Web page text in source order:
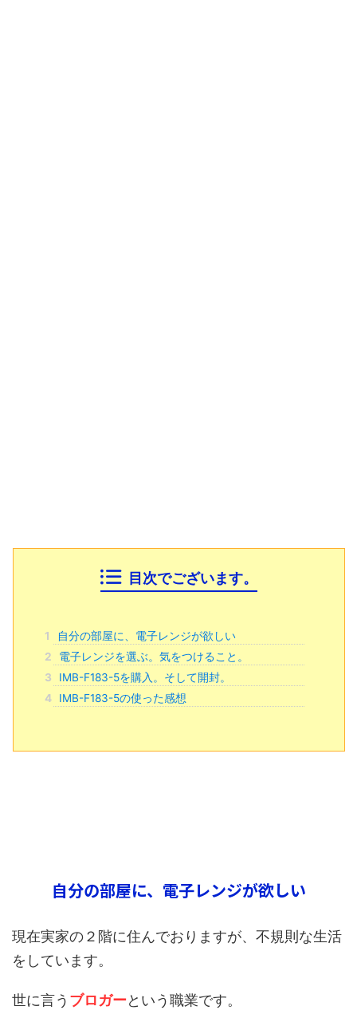
目次でございます。
1
自分の部屋に、電子レンジが欲しい
2
電子レンジを選ぶ。気をつけること。
3
IMB-F183-5を購入。そして開封。
4
IMB-F183-5の使った感想
自分の部屋に、電子レンジが欲しい
現在実家の２階に住んでおりますが、不規則な生活
をしています。
世に言う ブロガーという職業です。